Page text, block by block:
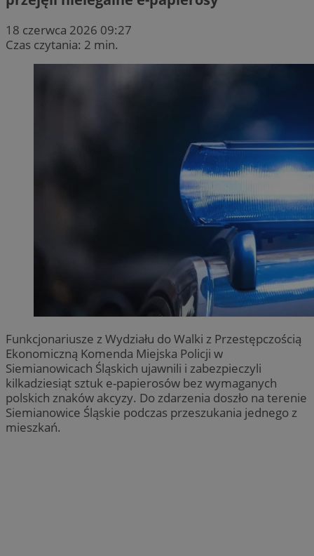
18 czerwca 2026 09:27
Czas czytania: 2 min.
Funkcjonariusze z Wydziału do Walki z Przestępczością
Ekonomiczną Komenda Miejska Policji w
Siemianowicach Śląskich ujawnili i zabezpieczyli
kilkadziesiąt sztuk e-papierosów bez wymaganych
polskich znaków akcyzy. Do zdarzenia doszło na terenie
Siemianowice Śląskie podczas przeszukania jednego z
mieszkań.